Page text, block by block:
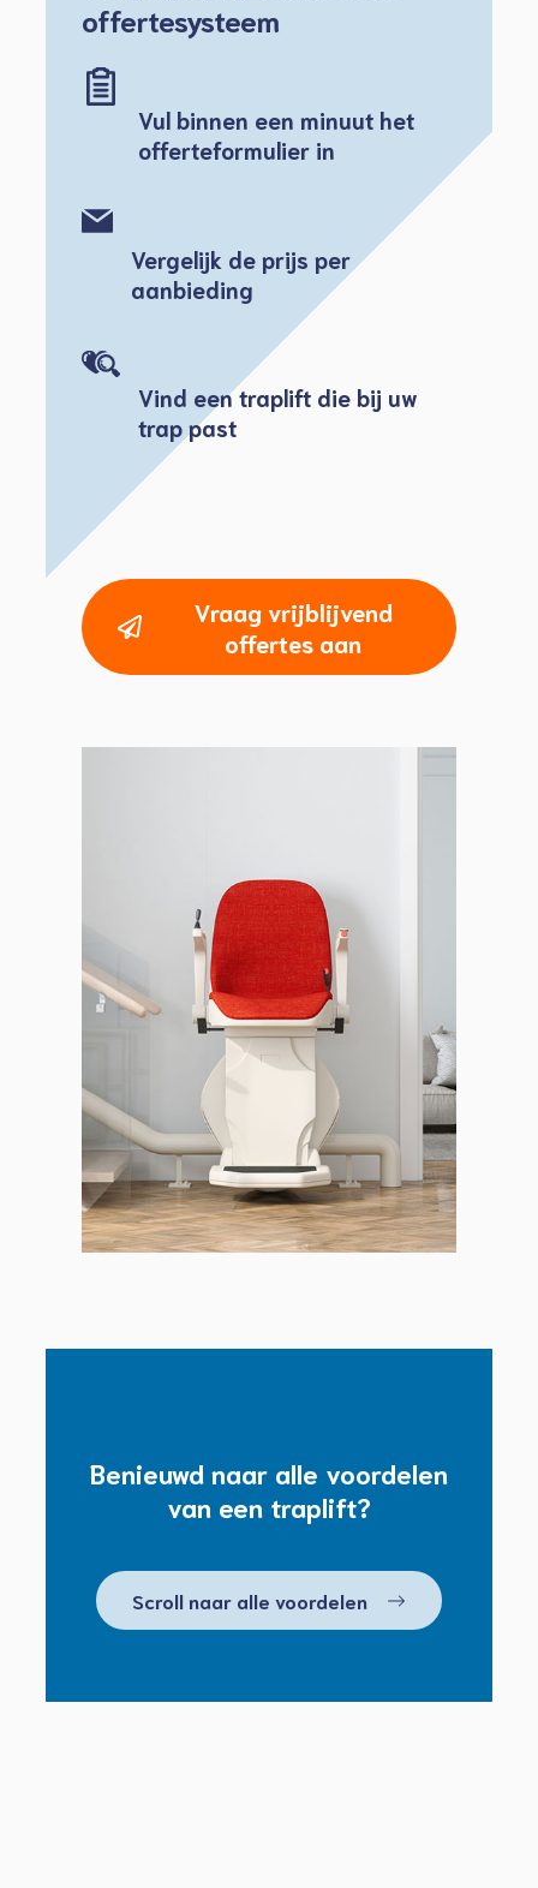
offertesysteem
Vul binnen een minuut het
offerteformulier in
Vergelijk de prijs per
aanbieding
Vind een traplift die bij uw
trap past
Vraag vrijblijvend
offertes aan
Benieuwd naar alle voordelen
van een traplift?
Scroll naar alle voordelen